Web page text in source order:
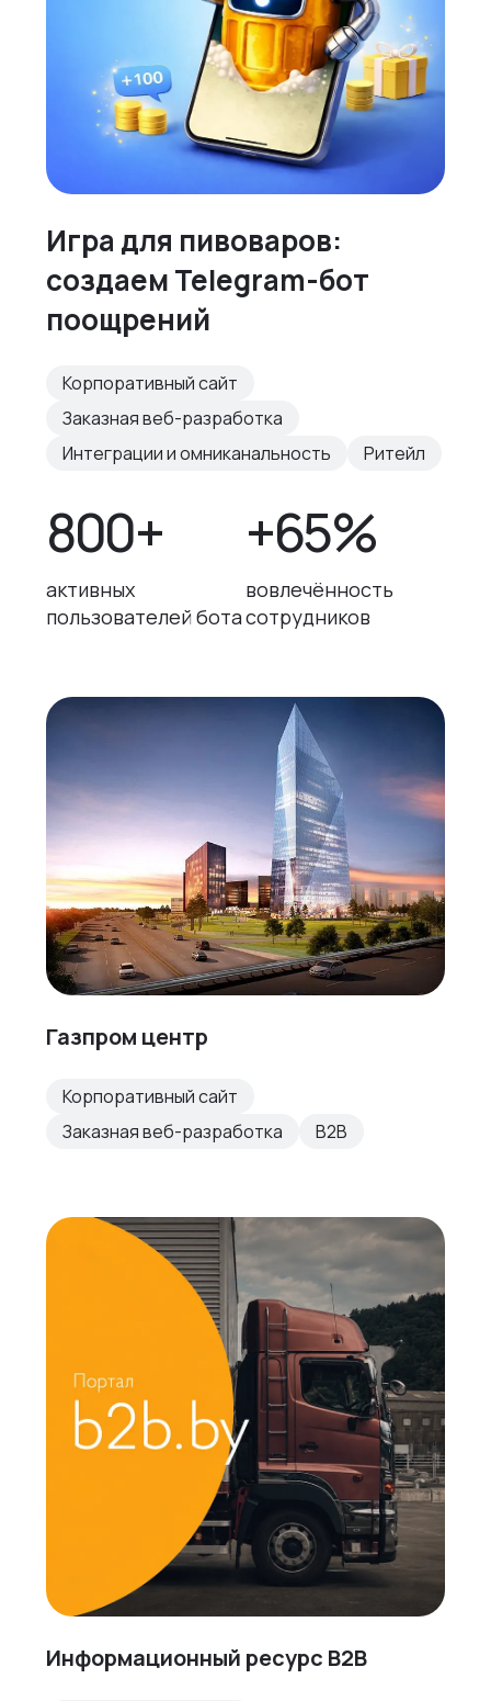
Игра для пивоваров:
создаем Telegram-бот
поощрений
Корпоративный сайт
Заказная веб-разработка
Интеграции и омниканальность
Ритейл
800+
активных
пользователей бота
+65%
вовлечённость
сотрудников
Газпром центр
Корпоративный сайт
Заказная веб-разработка
B2B
Информационный ресурс B2B